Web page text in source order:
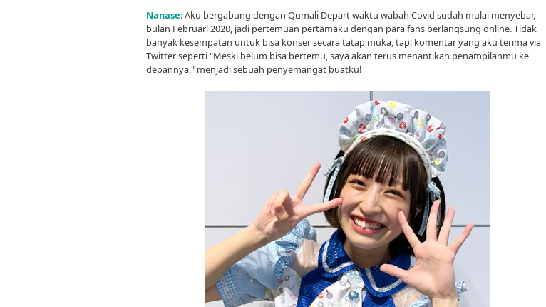
Nanase: Aku bergabung dengan Qumali Depart waktu wabah Covid sudah mulai menyebar,
bulan Februari 2020, jadi pertemuan pertamaku dengan para fans berlangsung online. Tidak
banyak kesempatan untuk bisa konser secara tatap muka, tapi komentar yang aku terima via
Twitter seperti "Meski belum bisa bertemu, saya akan terus menantikan penampilanmu ke
depannya," menjadi sebuah penyemangat buatku!